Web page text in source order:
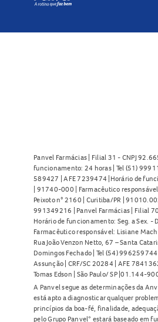
Panvel Farmácias | Filial 31 - CNPJ
funcionamento: 24 horas | Tel (51)
589427 | AFE 7239474 |Horário de
| 91740-000 | Farmacêutico
Peixoto n° 2160 | Curitiba/PR |
991349216 | Panvel Farmácias | Filial
Horário de funcionamento: Seg. a Sex.
Farmacêutico responsável: Lisiane
Rua João Venzon Netto, 67 – Santa
Domingos Fechado | Tel (54)
Assunção | CRF/SC 20284 | AFE
Tomas Edson | São Paulo/ SP |01.144-
A Panvel segue as determinações da
está apto a diagnosticar qualquer
princípios da boa-fé, finalidade,
pelo Grupo Panvel* estará baseado em